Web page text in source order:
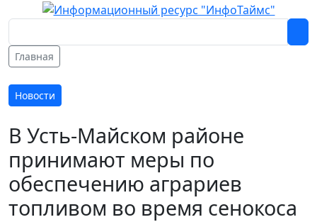
Главная
Новости
В Усть-Майском районе
принимают меры по
обеспечению аграриев
топливом во время сенокоса